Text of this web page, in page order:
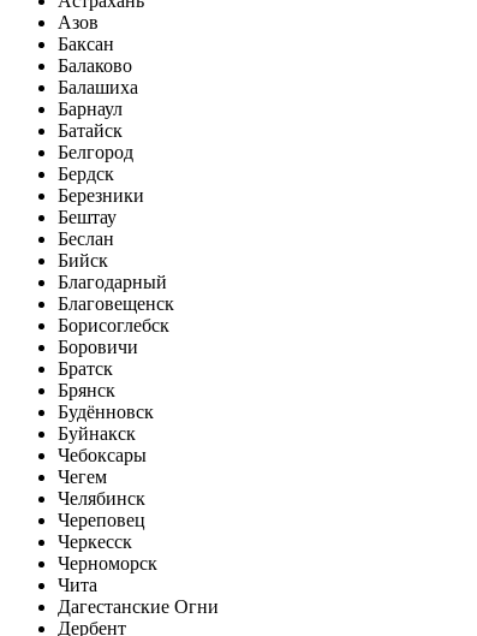
Азов
Баксан
Балаково
Балашиха
Барнаул
Батайск
Белгород
Бердск
Березники
Бештау
Беслан
Бийск
Благодарный
Благовещенск
Борисоглебск
Боровичи
Братск
Брянск
Будённовск
Буйнакск
Чебоксары
Чегем
Челябинск
Череповец
Черкесск
Черноморск
Чита
Дагестанские Огни
Дербент